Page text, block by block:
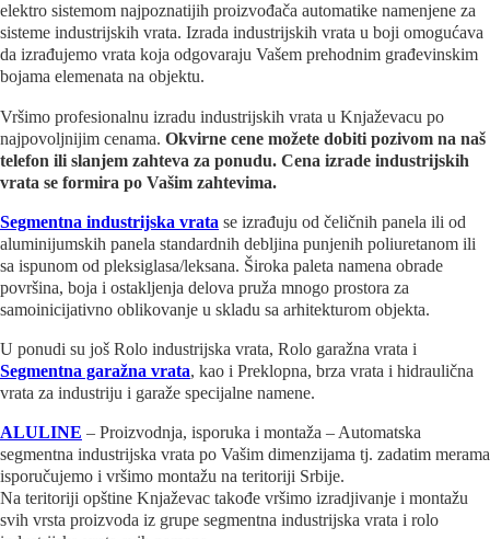
elektro sistemom najpoznatijih proizvođača automatike namenjene za
sisteme industrijskih vrata. Izrada industrijskih vrata u boji omogućava
da izrađujemo vrata koja odgovaraju Vašem prehodnim građevinskim
bojama elemenata na objektu.
Vršimo profesionalnu izradu industrijskih vrata u Knjaževacu po
najpovoljnijim cenama. Okvirne cene možete dobiti pozivom na naš
telefon ili slanjem zahteva za ponudu. Cena izrade industrijskih
vrata se formira po Vašim zahtevima.
Segmentna industrijska vrata se izrađuju od čeličnih panela ili od
aluminijumskih panela standardnih debljina punjenih poliuretanom ili
sa ispunom od pleksiglasa/leksana. Široka paleta namena obrade
površina, boja i ostakljenja delova pruža mnogo prostora za
samoinicijativno oblikovanje u skladu sa arhitekturom objekta.
U ponudi su još Rolo industrijska vrata, Rolo garažna vrata i
Segmentna garažna vrata, kao i Preklopna, brza vrata i hidraulična
vrata za industriju i garaže specijalne namene.
ALULINE – Proizvodnja, isporuka i montaža – Automatska
segmentna industrijska vrata po Vašim dimenzijama tj. zadatim merama
isporučujemo i vršimo montažu na teritoriji Srbije.
Na teritoriji opštine Knjaževac takođe vršimo izradjivanje i montažu
svih vrsta proizvoda iz grupe segmentna industrijska vrata i rolo